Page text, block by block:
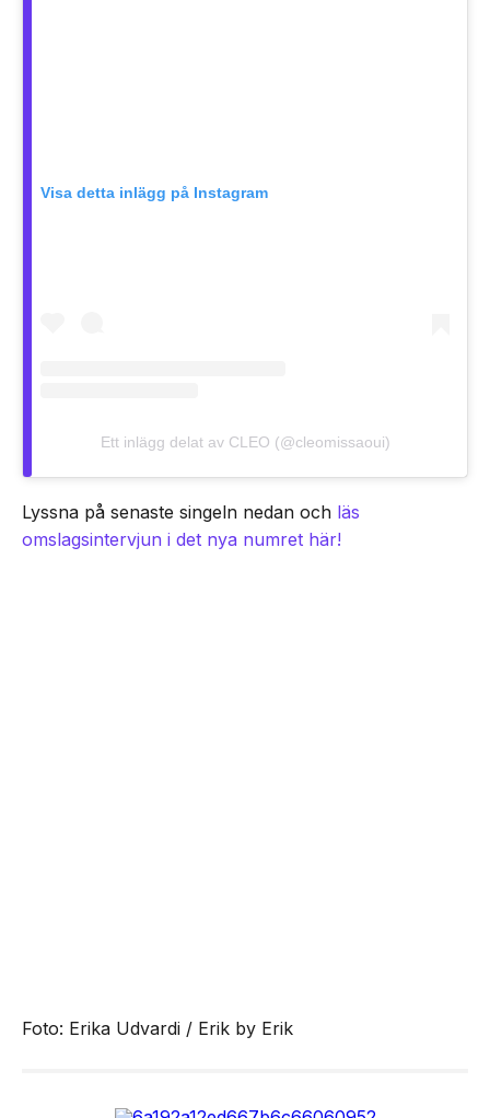
Visa detta inlägg på Instagram
Ett inlägg delat av CLEO (@cleomissaoui)
Lyssna på senaste singeln nedan och läs
omslagsintervjun i det nya numret här!
Foto: Erika Udvardi / Erik by Erik